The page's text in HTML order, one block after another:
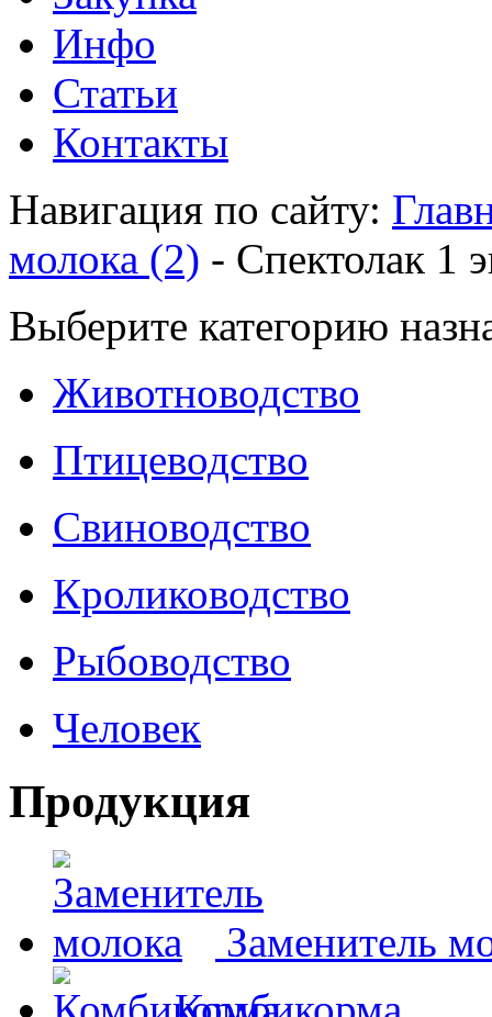
Инфо
Статьи
Контакты
Навигация по сайту:
молока (2) - Спектолак 1
Выберите категорию
Животноводство
Птицеводство
Свиноводство
Кролиководство
Рыбоводство
Человек
Продукция
Заменитель